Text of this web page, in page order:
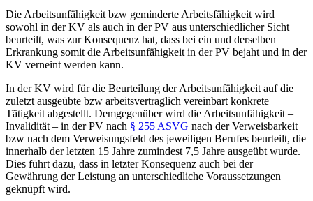
Die Arbeitsunfähigkeit bzw geminderte Arbeitsfähigkeit wird
sowohl in der KV als auch in der PV aus unterschiedlicher Sicht
beurteilt, was zur Konsequenz hat, dass bei ein und derselben
Erkrankung somit die Arbeitsunfähigkeit in der PV bejaht und in der
KV verneint werden kann.
In der KV wird für die Beurteilung der Arbeitsunfähigkeit auf die
zuletzt ausgeübte bzw arbeitsvertraglich vereinbart konkrete
Tätigkeit abgestellt. Demgegenüber wird die Arbeitsunfähigkeit –
Invalidität – in der PV nach § 255 ASVG nach der Verweisbarkeit
bzw nach dem Verweisungsfeld des jeweiligen Berufes beurteilt, die
innerhalb der letzten 15 Jahre zumindest 7,5 Jahre ausgeübt wurde.
Dies führt dazu, dass in letzter Konsequenz auch bei der
Gewährung der Leistung an unterschiedliche Voraussetzungen
geknüpft wird.